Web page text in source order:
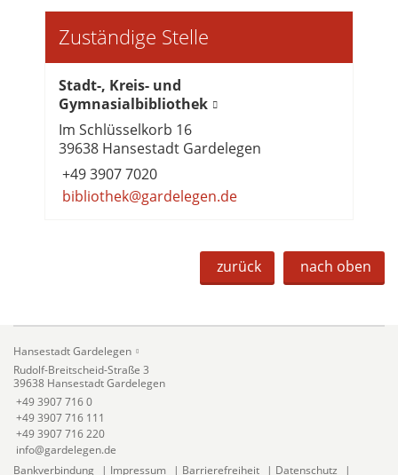
Zuständige Stelle
Stadt-, Kreis- und
Gymnasialbibliothek
Im Schlüsselkorb 16
39638 Hansestadt Gardelegen
+49 3907 7020
bibliothek@gardelegen.de
zurück nach oben
Hansestadt Gardelegen
Rudolf-Breitscheid-Straße 3
39638 Hansestadt Gardelegen
+49 3907 716 0
+49 3907 716 111
+49 3907 716 220
info@gardelegen.de
Bankverbindung
| Impressum | Barrierefreiheit | Datenschutz |